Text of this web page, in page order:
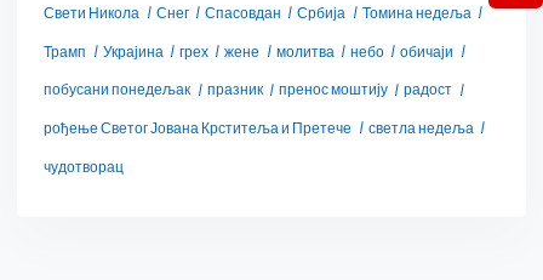
Свети Никола
Снег Спасовдан Србија
Томина недеља
Трамп
Украјина грех жене молитва небо
обичаји
побусани понедељак
празник пренос моштију
радост
рођење Светог Јована Крститеља и Претече
светла недеља
чудотворац